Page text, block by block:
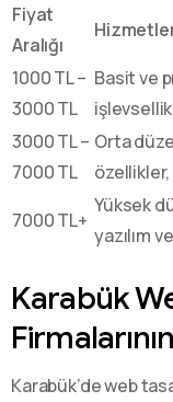
Fiyat
Aralığı
1000 TL –
3000 TL
Basit ve
işlevsellik
3000 TL –
7000 TL
Orta
7000 TL+
Yüksek
yazılım
Karabük
Karabük’de web